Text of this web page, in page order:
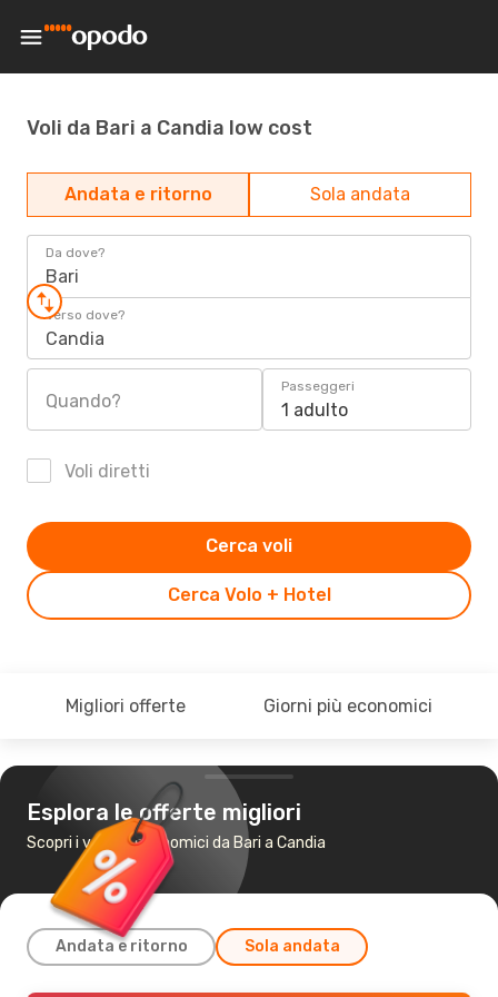
Voli da Bari a Candia low cost
Andata e ritorno Sola andata
Da dove?
Bari
Verso dove?
Candia
Quando?
Passeggeri
1 adulto
Voli diretti
Cerca Volo + Hotel
Cerca voli
Migliori offerte Giorni più economici
Esplora le offerte migliori
Scopri i voli più economici da Bari a Candia
Andata e ritorno Sola andata